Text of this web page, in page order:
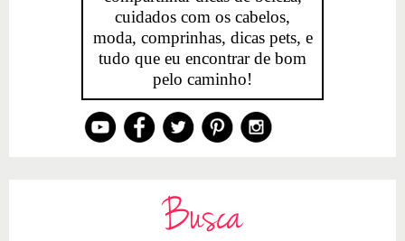
cuidados com os cabelos,
moda, comprinhas, dicas pets, e
tudo que eu encontrar de bom
pelo caminho!
Busca